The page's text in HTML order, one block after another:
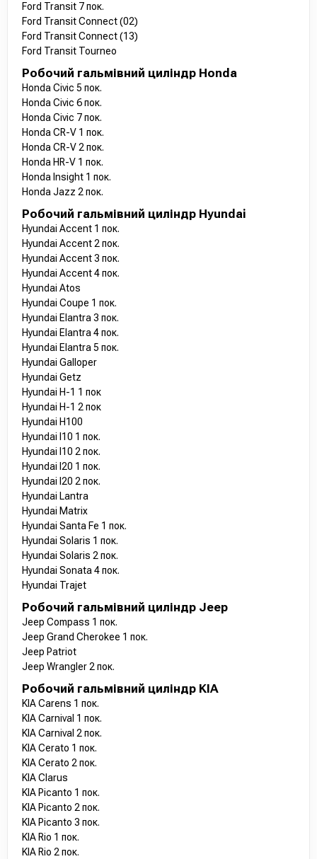
Ford Transit 7 пок.
Ford Transit Connect (02)
Ford Transit Connect (13)
Ford Transit Tourneo
Робочий гальмівний циліндр Honda
Honda Civic 5 пок.
Honda Civic 6 пок.
Honda Civic 7 пок.
Honda CR-V 1 пок.
Honda CR-V 2 пок.
Honda HR-V 1 пок.
Honda Insight 1 пок.
Honda Jazz 2 пок.
Робочий гальмівний циліндр Hyundai
Hyundai Accent 1 пок.
Hyundai Accent 2 пок.
Hyundai Accent 3 пок.
Hyundai Accent 4 пок.
Hyundai Atos
Hyundai Coupe 1 пок.
Hyundai Elantra 3 пок.
Hyundai Elantra 4 пок.
Hyundai Elantra 5 пок.
Hyundai Galloper
Hyundai Getz
Hyundai H-1 1 пок
Hyundai H-1 2 пок
Hyundai H100
Hyundai I10 1 пок.
Hyundai I10 2 пок.
Hyundai I20 1 пок.
Hyundai I20 2 пок.
Hyundai Lantra
Hyundai Matrix
Hyundai Santa Fe 1 пок.
Hyundai Solaris 1 пок.
Hyundai Solaris 2 пок.
Hyundai Sonata 4 пок.
Hyundai Trajet
Робочий гальмівний циліндр Jeep
Jeep Compass 1 пок.
Jeep Grand Cherokee 1 пок.
Jeep Patriot
Jeep Wrangler 2 пок.
Робочий гальмівний циліндр KIA
KIA Carens 1 пок.
KIA Carnival 1 пок.
KIA Carnival 2 пок.
KIA Cerato 1 пок.
KIA Cerato 2 пок.
KIA Clarus
KIA Picanto 1 пок.
KIA Picanto 2 пок.
KIA Picanto 3 пок.
KIA Rio 1 пок.
KIA Rio 2 пок.